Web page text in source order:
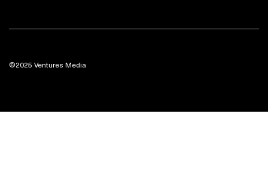
©2025 Ventures Media